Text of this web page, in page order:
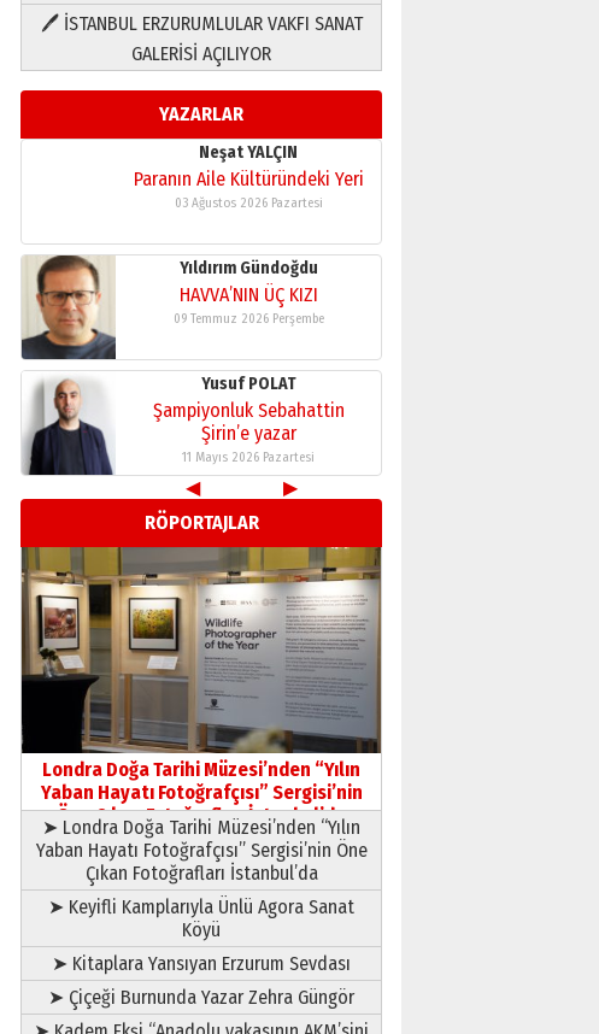
🖊 İSTANBUL ERZURUMLULAR VAKFI SANAT
GALERİSİ AÇILIYOR
YAZARLAR
Yusuf POLAT
Şampiyonluk Sebahattin
Şirin’e yazar
11 Mayıs 2026 Pazartesi
Neşat YALÇIN
Paranın Aile Kültüründeki Yeri
03 Ağustos 2026 Pazartesi
Yıldırım Gündoğdu
HAVVA’NIN ÜÇ KIZI
09 Temmuz 2026 Perşembe
Yusuf POLAT
Şampiyonluk Sebahattin
Şirin’e yazar
11 Mayıs 2026 Pazartesi
Neşat YALÇIN
Paranın Aile Kültüründeki Yeri
03 Ağustos 2026 Pazartesi
Yıldırım Gündoğdu
HAVVA’NIN ÜÇ KIZI
09 Temmuz 2026 Perşembe
Yusuf POLAT
Şampiyonluk Sebahattin
Şirin’e yazar
11 Mayıs 2026 Pazartesi
◀
▶
RÖPORTAJLAR
Londra Doğa Tarihi Müzesi’nden “Yılın
Yaban Hayatı Fotoğrafçısı” Sergisi’nin
Öne Çıkan Fotoğrafları İstanbul’da
➤ Londra Doğa Tarihi Müzesi’nden “Yılın
Yaban Hayatı Fotoğrafçısı” Sergisi’nin Öne
Çıkan Fotoğrafları İstanbul’da
➤ Keyifli Kamplarıyla Ünlü Agora Sanat
Köyü
➤ Kitaplara Yansıyan Erzurum Sevdası
➤ Çiçeği Burnunda Yazar Zehra Güngör